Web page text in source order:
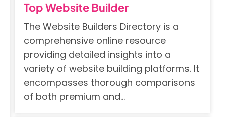
Top Website Builder
The Website Builders Directory is a
comprehensive online resource
providing detailed insights into a
variety of website building platforms. It
encompasses thorough comparisons
of both premium and…